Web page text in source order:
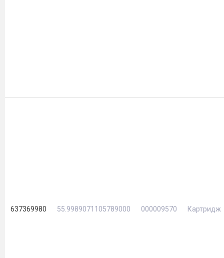
637369980 55.9989071105789000 000009570 Картридж